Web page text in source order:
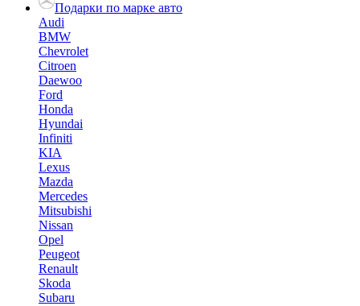
Подарки по марке авто
Audi
BMW
Chevrolet
Citroen
Daewoo
Ford
Honda
Hyundai
Infiniti
KIA
Lexus
Mazda
Mercedes
Mitsubishi
Nissan
Opel
Peugeot
Renault
Skoda
Subaru